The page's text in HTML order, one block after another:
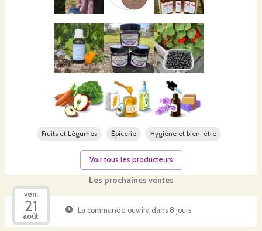
Les prochaines ventes
ven.
21
août
La commande ouvrira dans 8 jours
Fruits et Légumes Épicerie Hygiène et bien-être
Voir tous les producteurs